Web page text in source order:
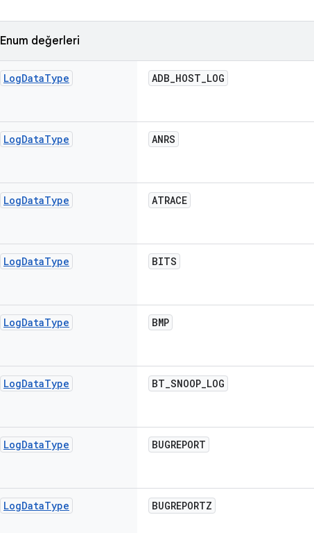
Enum değerleri
LogDataType ADB_HOST_LOG
LogDataType ANRS
LogDataType ATRACE
LogDataType BITS
LogDataType BMP
LogDataType BT_SNOOP_LOG
LogDataType BUGREPORT
LogDataType BUGREPORTZ